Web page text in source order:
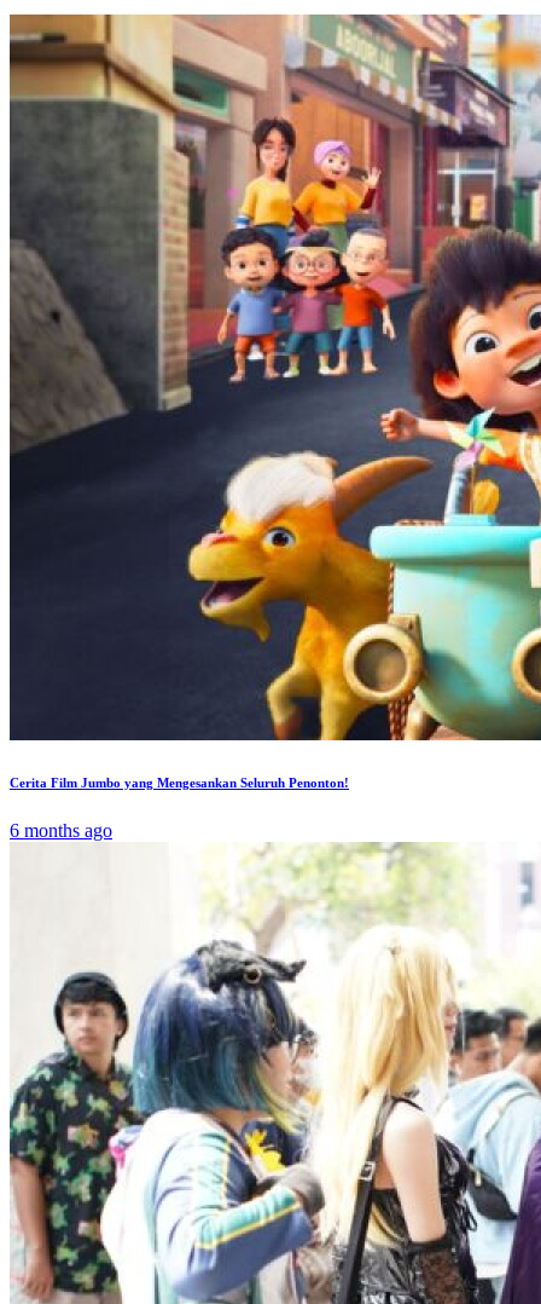
Cerita Film Jumbo yang Mengesankan Seluruh Penonton!
6 months ago